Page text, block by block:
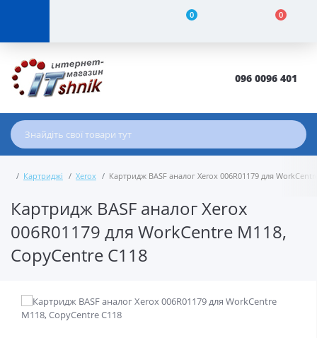
0 0
096 0096 401
Картриджі Xerox Картридж BASF аналог Xerox 006R01179 для
Картридж BASF аналог Xerox
006R01179 для WorkCentre M118,
CopyCentre C118